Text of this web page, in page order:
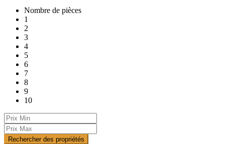
Nombre de pièces
1
2
3
4
5
6
7
8
9
10